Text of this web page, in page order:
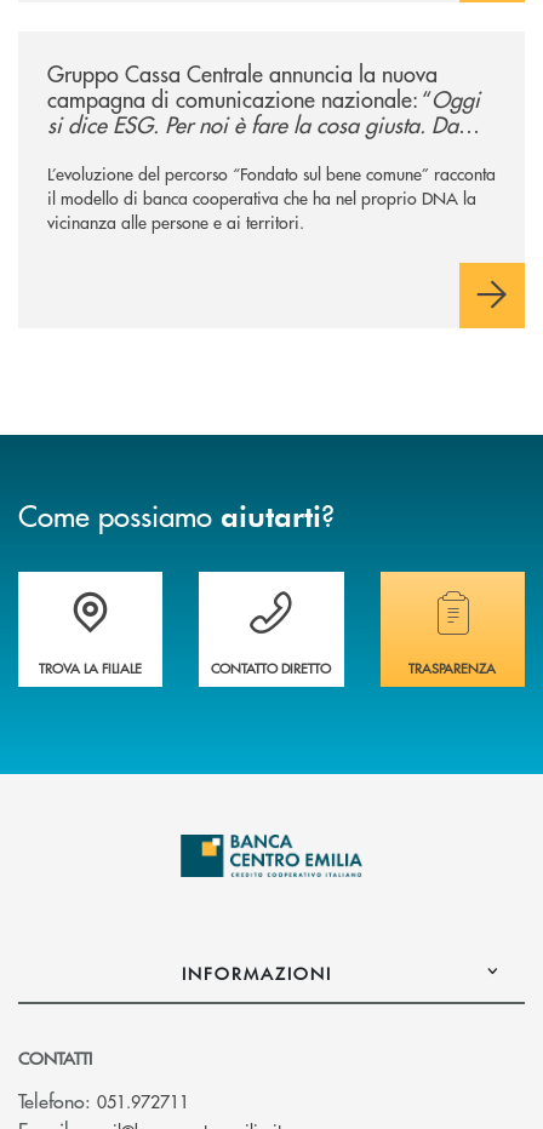
Gruppo Cassa Centrale annuncia la nuova
campagna di comunicazione nazionale: “Oggi
si dice ESG. Per noi è fare la cosa giusta. Da
L’evoluzione del percorso “Fondato sul bene comune” racconta
il modello di banca cooperativa che ha nel proprio DNA la
vicinanza alle persone e ai territori.
Come possiamo aiutarti?
Accedi all' elenco completo delle filiali
TROVA LA FILIALE
Vuoi avere maggiori informazioni sulla
CONTATTO DIRETTO
Hai bisogno di
TRASPARENZA
INFORMAZIONI
CONTATTI
Telefono: 051.972711